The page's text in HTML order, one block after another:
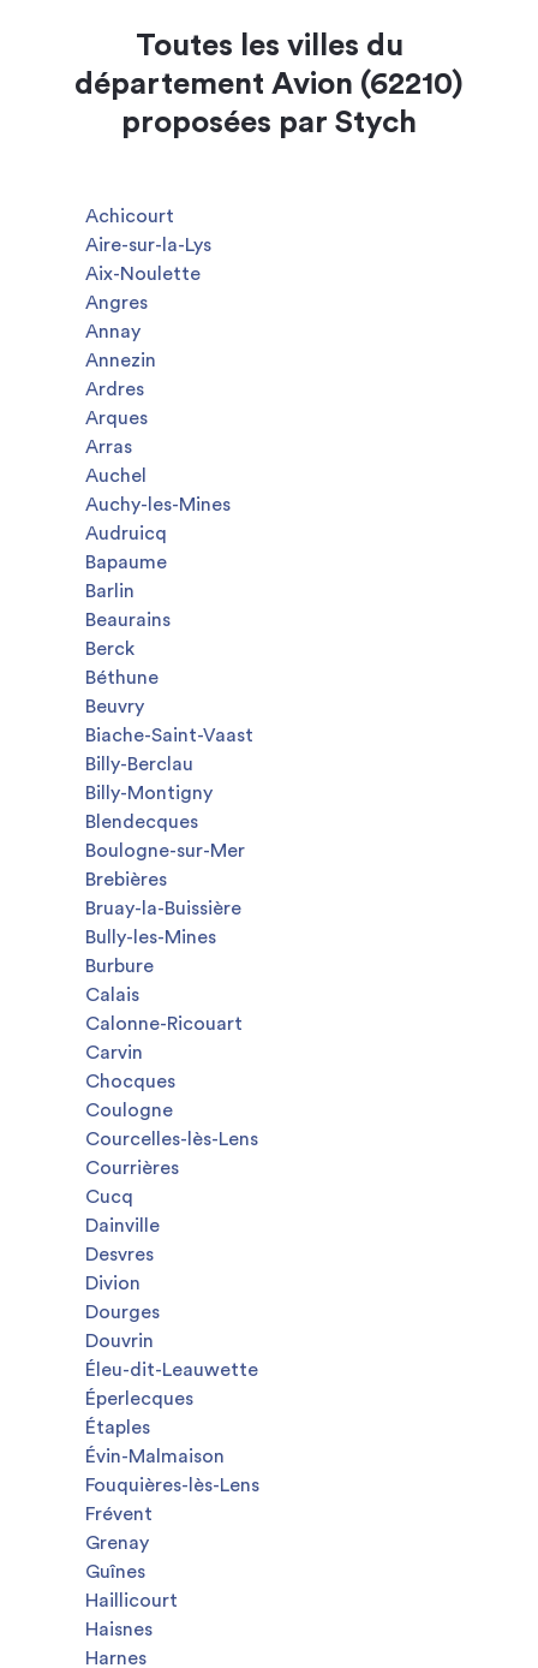
Toutes les villes du
département Avion (62210)
proposées par Stych
Achicourt
Aire-sur-la-Lys
Aix-Noulette
Angres
Annay
Annezin
Ardres
Arques
Arras
Auchel
Auchy-les-Mines
Audruicq
Bapaume
Barlin
Beaurains
Berck
Béthune
Beuvry
Biache-Saint-Vaast
Billy-Berclau
Billy-Montigny
Blendecques
Boulogne-sur-Mer
Brebières
Bruay-la-Buissière
Bully-les-Mines
Burbure
Calais
Calonne-Ricouart
Carvin
Chocques
Coulogne
Courcelles-lès-Lens
Courrières
Cucq
Dainville
Desvres
Divion
Dourges
Douvrin
Éleu-dit-Leauwette
Éperlecques
Étaples
Évin-Malmaison
Fouquières-lès-Lens
Frévent
Grenay
Guînes
Haillicourt
Haisnes
Harnes